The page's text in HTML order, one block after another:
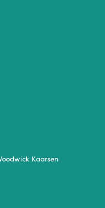
Kaarsen